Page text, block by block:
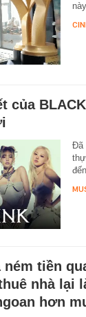
của
Đã
ném tiền
nhà lại
hơn